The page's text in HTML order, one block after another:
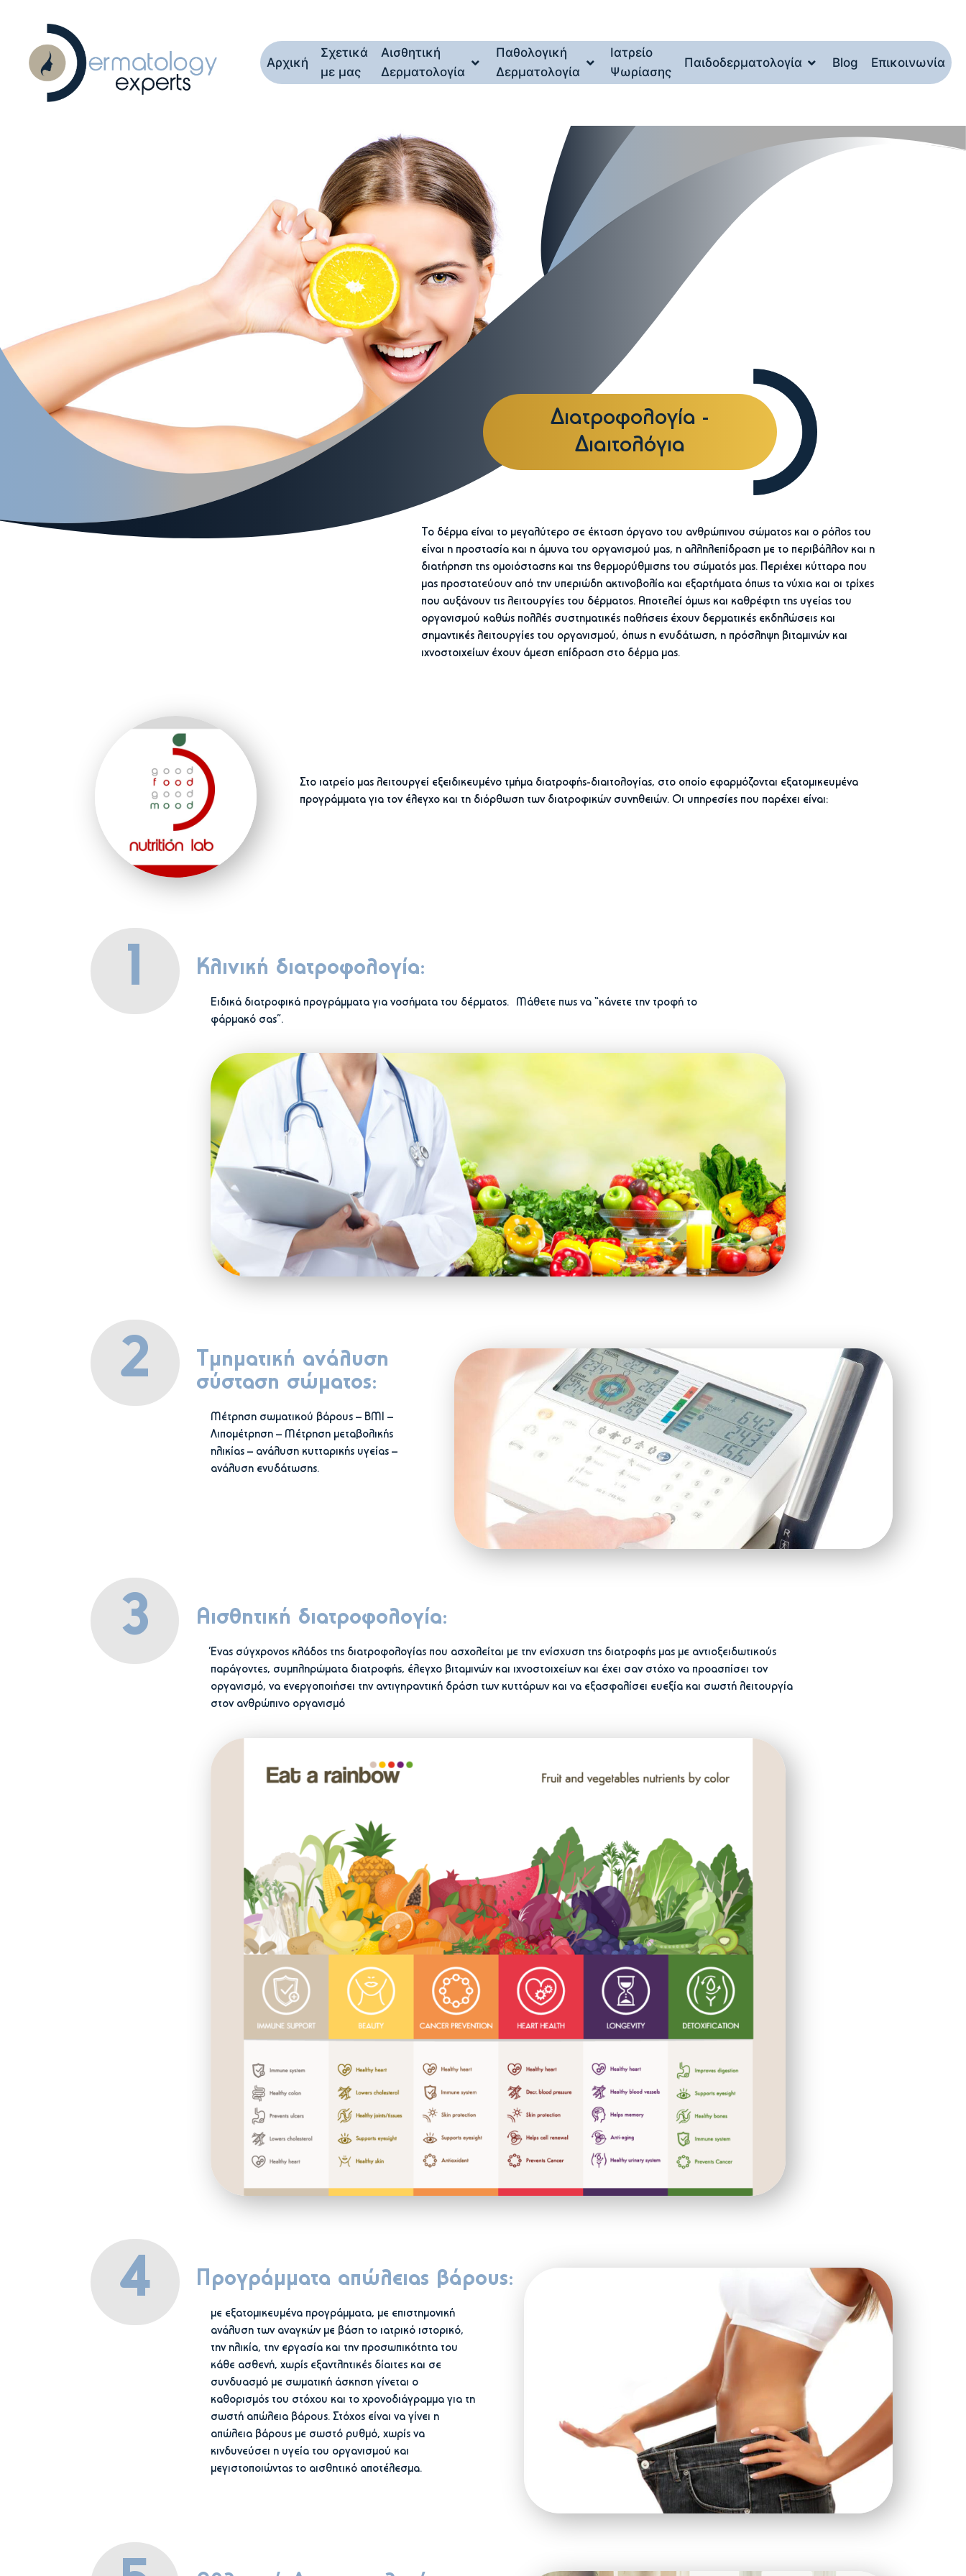
Αρχική
Σχετικά
με μας
Αισθητική
Δερματολογία
Παθολογική
Δερματολογία
Ιατρείο
Ψωρίασης
Παιδοδερματολογία Blog Επικοινωνία
Διατροφολογία -
Διαιτολόγια
Το δέρμα είναι το μεγαλύτερο σε έκταση όργανο του ανθρώπινου σώματος και ο ρόλος του
είναι η προστασία και η άμυνα του οργανισμού μας, η αλληλεπίδραση με το περιβάλλον και η
διατήρηση της ομοιόστασης και της θερμορύθμισης του σώματός μας. Περιέχει κύτταρα που
μας προστατεύουν από την υπεριώδη ακτινοβολία και εξαρτήματα όπως τα νύχια και οι τρίχες
που αυξάνουν τις λειτουργίες του δέρματος. Αποτελεί όμως και καθρέφτη της υγείας του
οργανισμού καθώς πολλές συστηματικές παθήσεις έχουν δερματικές εκδηλώσεις και
σημαντικές λειτουργίες του οργανισμού, όπως η ενυδάτωση, η πρόσληψη βιταμινών και
ιχνοστοιχείων έχουν άμεση επίδραση στο δέρμα μας.
Στο ιατρείο μας λειτουργεί εξειδικευμένο τμήμα διατροφής-διαιτολογίας, στο οποίο εφαρμόζονται εξατομικευμένα
προγράμματα για τον έλεγχο και τη διόρθωση των διατροφικών συνηθειών. Οι υπηρεσίες που παρέχει είναι:
1 Κλινική διατροφολογία:
Ειδικά διατροφικά προγράμματα για νοσήματα του δέρματος. Μάθετε πως να “κάνετε την τροφή το
φάρμακό σας”.
2
Τμηματική ανάλυση
σύσταση σώματος:
Μέτρηση σωματικού βάρους – BMI –
Λιπομέτρηση – Μέτρηση μεταβολικής
ηλικίας – ανάλυση κυτταρικής υγείας –
ανάλυση ενυδάτωσης.
3 Αισθητική διατροφολογία:
Ένας σύγχρονος κλάδος της διατροφολογίας που ασχολείται με την ενίσχυση της διατροφής μας με αντιοξειδωτικούς
παράγοντες, συμπληρώματα διατροφής, έλεγχο βιταμινών και ιχνοστοιχείων και έχει σαν στόχο να προασπίσει τον
οργανισμό, να ενεργοποιήσει την αντιγηραντική δράση των κυττάρων και να εξασφαλίσει ευεξία και σωστή λειτουργία
στον ανθρώπινο οργανισμό
4 Προγράμματα απώλειας βάρους:
με εξατομικευμένα προγράμματα, με επιστημονική
ανάλυση των αναγκών με βάση το ιατρικό ιστορικό,
την ηλικία, την εργασία και την προσωπικότητα του
κάθε ασθενή, χωρίς εξαντλητικές δίαιτες και σε
συνδυασμό με σωματική άσκηση γίνεται ο
καθορισμός του στόχου και το χρονοδιάγραμμα για τη
σωστή απώλεια βάρους. Στόχος είναι να γίνει η
απώλεια βάρους με σωστό ρυθμό, χωρίς να
κινδυνεύσει η υγεία του οργανισμού και
μεγιστοποιώντας το αισθητικό αποτέλεσμα.